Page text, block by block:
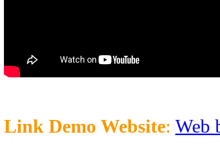
Link Demo Website: Web